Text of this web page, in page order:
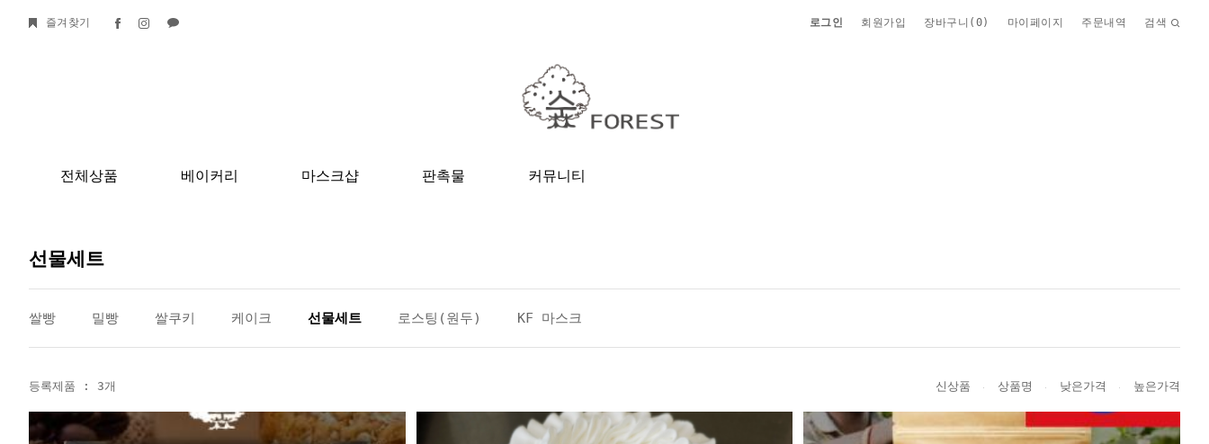
즐겨찾기 로그인 회원가입 장바구니( 0) 마이페이지 주문내역 검색
전체상품 베이커리 마스크샵 판촉물 커뮤니티
선물세트
쌀빵 밀빵 쌀쿠키 케이크 선물세트 로스팅(원두) KF 마스크
등록제품 : 3개 신상품 상품명 낮은가격 높은가격